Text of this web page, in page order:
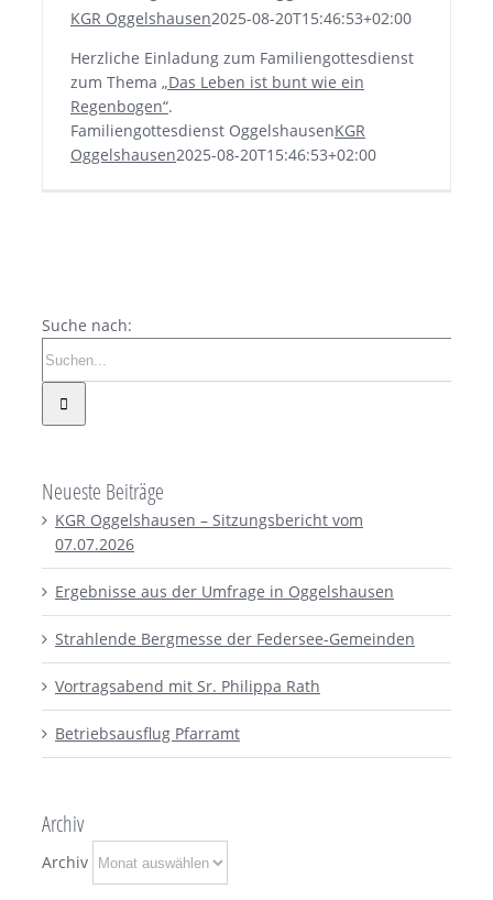
KGR Oggelshausen2025-08-20T15:46:53+02:00
Herzliche Einladung zum Familiengottesdienst
zum Thema „Das Leben ist bunt wie ein
Regenbogen“.
Familiengottesdienst OggelshausenKGR
Oggelshausen2025-08-20T15:46:53+02:00
Suche nach:
Neueste Beiträge
KGR Oggelshausen – Sitzungsbericht vom
07.07.2026
Ergebnisse aus der Umfrage in Oggelshausen
Strahlende Bergmesse der Federsee-Gemeinden
Vortragsabend mit Sr. Philippa Rath
Betriebsausflug Pfarramt
Archiv
Archiv